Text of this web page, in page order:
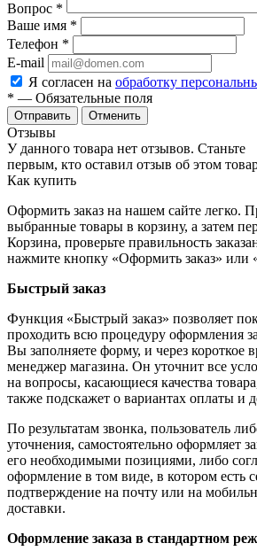
Вопрос *
Ваше имя *
Телефон *
E-mail
Я согласен на обработку
* — Обязательные поля
Отменить
Отзывы
У данного товара нет отзывов. Станьте
первым, кто оставил отзыв об этом
Как купить
Оформить заказ на нашем сайте легко.
выбранные товары в корзину, а затем
Корзина, проверьте правильность
нажмите кнопку «Оформить заказ» или
Быстрый заказ
Функция «Быстрый заказ» позволяет
проходить всю процедуру оформления
Вы заполняете форму, и через короткое
менеджер магазина. Он уточнит все
на вопросы, касающиеся качества
также подскажет о вариантах оплаты и
По результатам звонка, пользователь
уточнения, самостоятельно оформляет
его необходимыми позициями, либо
оформление в том виде, в котором есть
подтверждение на почту или на
доставки.
Оформление заказа в стандартном